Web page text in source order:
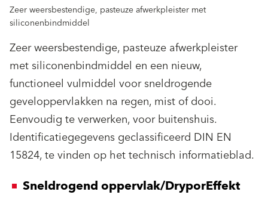
Zeer weersbestendige, pasteuze afwerkpleister met
siliconenbindmiddel
Zeer weersbestendige, pasteuze afwerkpleister
met siliconenbindmiddel en een nieuw,
functioneel vulmiddel voor sneldrogende
geveloppervlakken na regen, mist of dooi.
Eenvoudig te verwerken, voor buitenshuis.
Identificatiegegevens geclassificeerd DIN EN
15824, te vinden op het technisch informatieblad.
Sneldrogend oppervlak/DryporEffekt